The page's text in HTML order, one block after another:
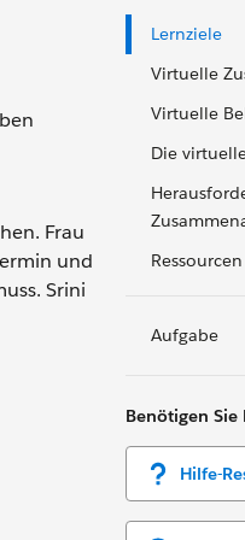
Lernziele
Virtuelle
Virtuelle
Die
Ressourcen
Aufgabe
Benötigen Sie
Hilfe-
Frau
und
Srini